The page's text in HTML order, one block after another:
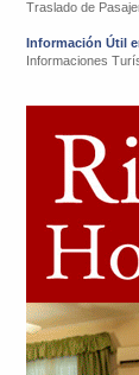
Traslado de
Información Útil
Informaciones